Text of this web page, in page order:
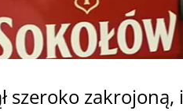
szeroko